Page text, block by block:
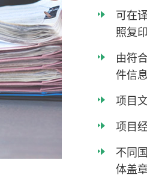
可在
照复
由符
件信
项目
项目
不同
体盖